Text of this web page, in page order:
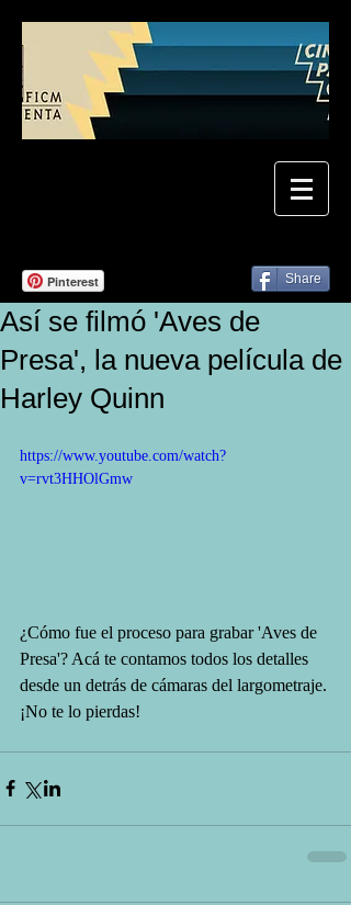
Pinterest Share
Así se filmó 'Aves de
Presa', la nueva película de
Harley Quinn
https://www.youtube.com/watch?
v=rvt3HHOlGmw
¿Cómo fue el proceso para grabar 'Aves de
Presa'? Acá te contamos todos los detalles
desde un detrás de cámaras del largometraje.
¡No te lo pierdas!